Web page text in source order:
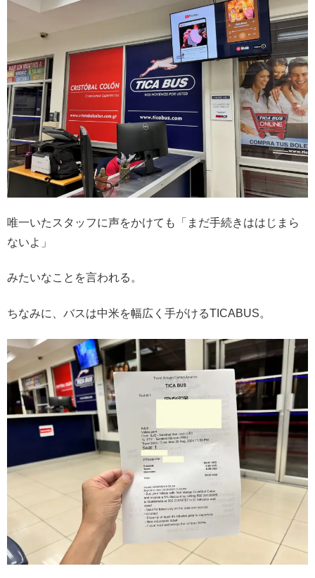
唯一いたスタッフに声をかけても「まだ手続きははじまら
ないよ」
みたいなことを言われる。
ちなみに、バスは中米を幅広く手がけるTICABUS。